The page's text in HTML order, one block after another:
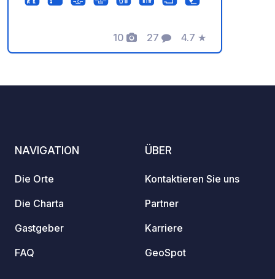
Probleme bei der Anfahrt haben.
10
Fotos
27
Kommentare
4.7
Bewertung
★
NAVIGATION
Die Orte
Die Charta
Gastgeber
FAQ
ÜBER
Kontaktieren Sie uns
Partner
Karriere
GeoSpot